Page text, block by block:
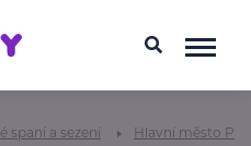
spaní a sezení Hlavní město